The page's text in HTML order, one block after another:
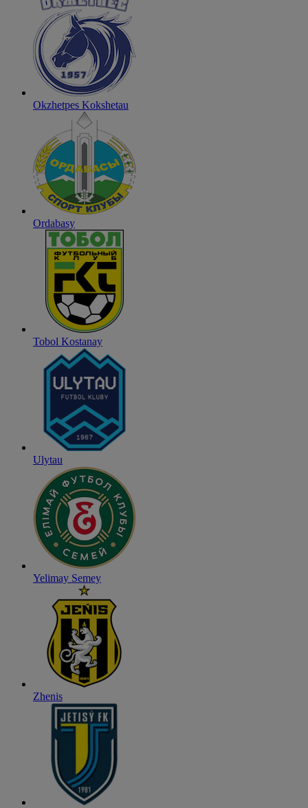
Okzhetpes Kokshetau
Ordabasy
Tobol Kostanay
Ulytau
Yelimay Semey
Zhenis